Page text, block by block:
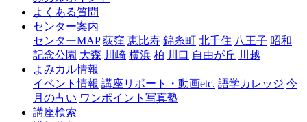
よくある質問
センター案内
センターMAP 荻窪 恵比寿 錦糸町 北千住 八王子 昭和
記念公園 大森 川崎 横浜 柏 川口 自由が丘 川越
よみカル情報
イベント情報 講座リポート・動画etc. 語学カレッジ 今
月の占い ワンポイント写真塾
講座検索